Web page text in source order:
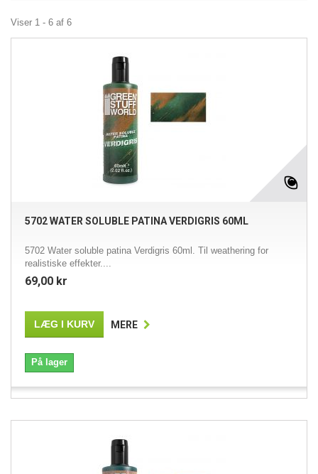
Viser 1 - 6 af 6
5702 WATER SOLUBLE PATINA VERDIGRIS 60ML
5702 Water soluble patina Verdigris 60ml. Til weathering for
realistiske effekter....
69,00 kr
LÆG I KURV MERE
På lager